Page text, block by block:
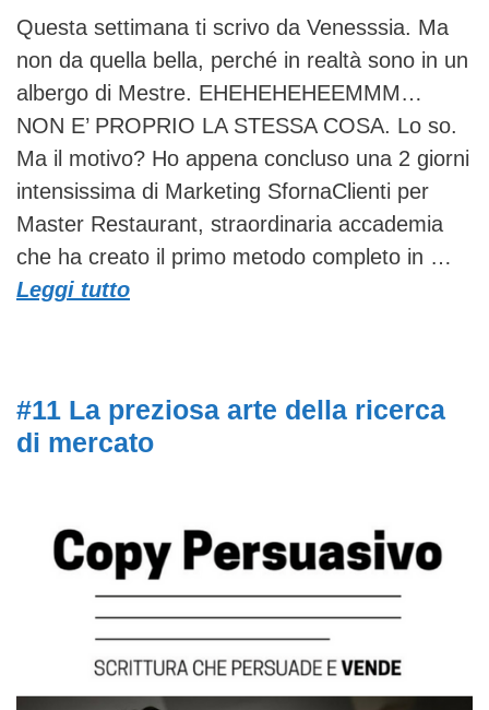
Questa settimana ti scrivo da Venesssia. Ma
non da quella bella, perché in realtà sono in un
albergo di Mestre. EHEHEHEHEEMMM…
NON E’ PROPRIO LA STESSA COSA. Lo so.
Ma il motivo? Ho appena concluso una 2 giorni
intensissima di Marketing SfornaClienti per
Master Restaurant, straordinaria accademia
che ha creato il primo metodo completo in …
Leggi tutto
#11 La preziosa arte della ricerca
di mercato